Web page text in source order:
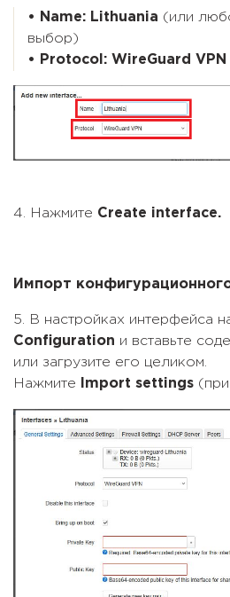
• Name: Lithuania (или
выбор)
• Protocol: WireGuard VPN
4. Нажмите Create interface.
Импорт
5. В настройках интерфейса
Configuration и вставьте
или загрузите его целиком.
Нажмите
Import settings